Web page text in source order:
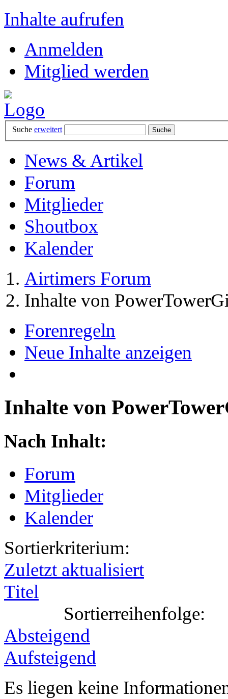
Inhalte aufrufen
Anmelden
Mitglied werden
Suche erweitert
News & Artikel
Forum
Mitglieder
Shoutbox
Kalender
Airtimers Forum
Inhalte von
Forenregeln
Neue Inhalte anzeigen
Inhalte von
Nach Inhalt:
Forum
Mitglieder
Kalender
Sortierkriterium:
Zuletzt aktualisiert
Titel
Sortierreihenfolge:
Absteigend
Aufsteigend
Es liegen keine